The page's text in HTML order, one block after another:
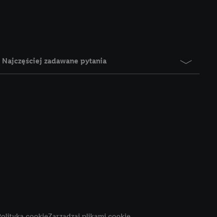
Najczęściej zadawane pytania
jednym z wyżej
możemy
rozpoznać
W tym celu
adres e-
adresu IP. Jeśli
użyciu adresu IP i
usług Lidl. W
Zgodę na
celów marketingu